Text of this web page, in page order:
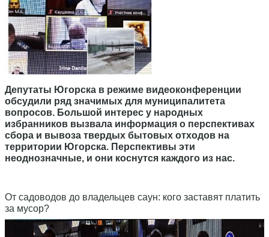
Депутаты Югорска в режиме видеоконференции
обсудили ряд значимых для муниципалитета
вопросов. Большой интерес у народных
избранников вызвала информация о перспективах
сбора и вывоза твердых бытовых отходов на
территории Югорска. Перспективы эти
неоднозначные, и они коснутся каждого из нас.
От садоводов до владельцев саун: кого заставят платить
за мусор?